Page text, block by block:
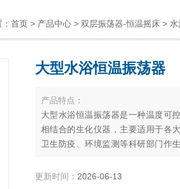
首页 > 产品中心 > 双层振荡器-恒温摇床 >
大型水浴恒温振荡器
产品特点：
大型水浴恒温振荡器是一种温度可
相结合的生化仪器，主要适用于各
卫生防疫、环境监测等科研部门作
液做不停的晃动，以防止沉淀或需
更新时间： 2026-06-13